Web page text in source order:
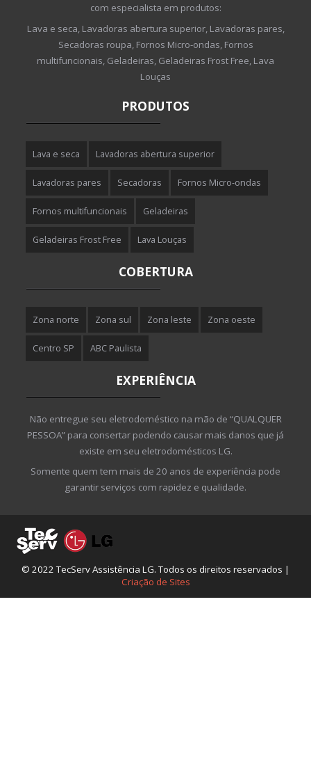
com especialista em produtos:
Lava e seca, Lavadoras abertura superior, Lavadoras pares,
Secadoras roupa, Fornos Micro-ondas, Fornos
multifuncionais, Geladeiras, Geladeiras Frost Free, Lava
Louças
PRODUTOS
Lava e seca Lavadoras abertura superior
Lavadoras pares Secadoras Fornos Micro-ondas
Fornos multifuncionais Geladeiras
Geladeiras Frost Free Lava Louças
COBERTURA
Zona norte Zona sul Zona leste Zona oeste
Centro SP ABC Paulista
EXPERIÊNCIA
Não entregue seu eletrodoméstico na mão de “QUALQUER
PESSOA” para consertar podendo causar mais danos que já
existe em seu eletrodomésticos LG.
Somente quem tem mais de 20 anos de experiência pode
garantir serviços com rapidez e qualidade.
© 2022 TecServ Assistência LG. Todos os direitos reservados |
Criação de Sites